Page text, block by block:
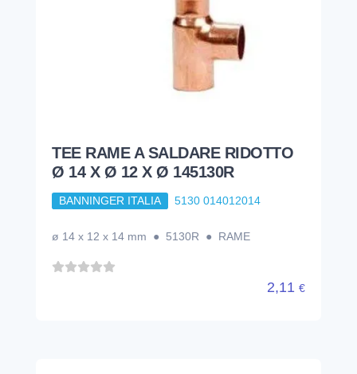
TEE RAME A SALDARE RIDOTTO
Ø 14 X Ø 12 X Ø 145130R
BANNINGER ITALIA 5130 014012014
ø 14 x 12 x 14 mm ● 5130R ● RAME
2,11 €